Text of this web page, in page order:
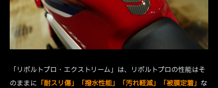
「リボルトプロ・エクストリーム」は、リボルトプロの性能はそ
のままに 「耐スリ傷」「撥水性能」「汚れ軽減」「被膜定着」 な